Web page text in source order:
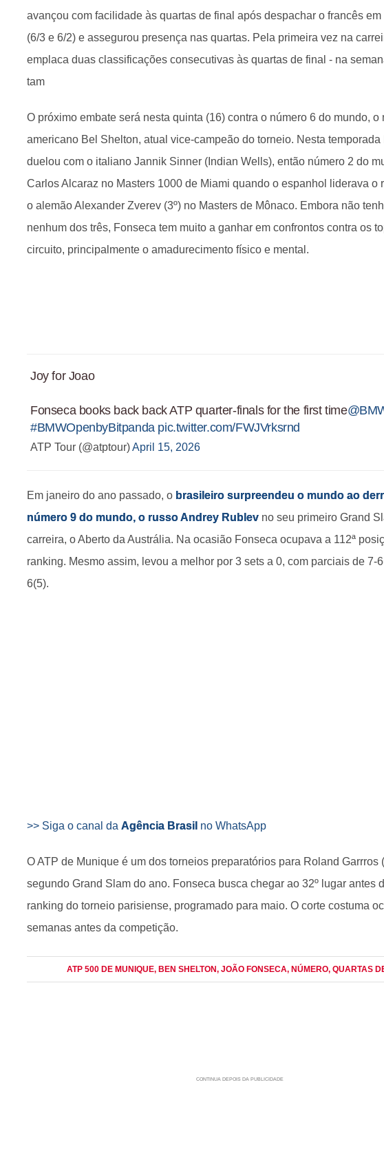
avançou com facilidade às quartas de final após despachar o francês em
(6/3 e 6/2) e assegurou presença nas quartas. Pela primeira vez na
emplaca duas classificações consecutivas às quartas de final - na
tam
O próximo embate será nesta quinta (16) contra o número 6 do mundo, o
americano Bel Shelton, atual vice-campeão do torneio. Nesta temporada
duelou com o italiano Jannik Sinner (Indian Wells), então número 2 do
Carlos Alcaraz no Masters 1000 de Miami quando o espanhol liderava o
o alemão Alexander Zverev (3º) no Masters de Mônaco. Embora não
nenhum dos três, Fonseca tem muito a ganhar em confrontos contra os
circuito, principalmente o amadurecimento físico e mental.
Joy for Joao
Fonseca books back back ATP quarter-finals for the first time
#BMWOpenbyBitpanda pic.twitter.com/FWJVrksrnd
ATP Tour (@atptour)April 15, 2026
Em janeiro do ano passado, o brasileiro surpreendeu o mundo ao
número 9 do mundo, o russo Andrey Rublev no seu primeiro Grand
carreira, o Aberto da Austrália. Na ocasião Fonseca ocupava a 112ª
ranking. Mesmo assim, levou a melhor por 3 sets a 0, com parciais de 7-
6(5).
>> Siga o canal da Agência Brasil no WhatsApp
O ATP de Munique é um dos torneios preparatórios para Roland Garrros
segundo Grand Slam do ano. Fonseca busca chegar ao 32º lugar antes
ranking do torneio parisiense, programado para maio. O corte costuma
semanas antes da competição.
ATP 500 DE MUNIQUE, BEN SHELTON, JOÃO FONSECA, NÚMERO, QUARTAS